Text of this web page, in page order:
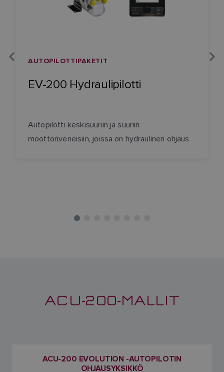
AUTOPILOTTIPAKETIT
EV-200 Hydraulipilotti
Autopilotti keskisuuriin ja suuriin
moottoriveneisiin, joissa on hydraulinen ohjaus
ACU-200-MALLIT
ACU-200 EVOLUTION -AUTOPILOTIN
OHJAUSYKSIKKÖ